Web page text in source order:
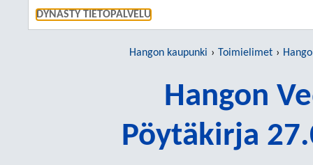
DYNASTY TIETOPALVELU
Hangon kaupunki Toimielimet
Hangon
Pöytäkirja